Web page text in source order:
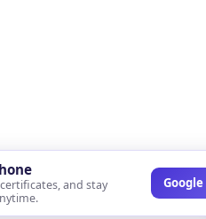
and stay
Google